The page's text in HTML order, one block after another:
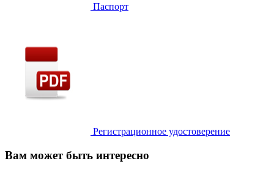
Паспорт
Регистрационное удостоверение
Вам может быть интересно